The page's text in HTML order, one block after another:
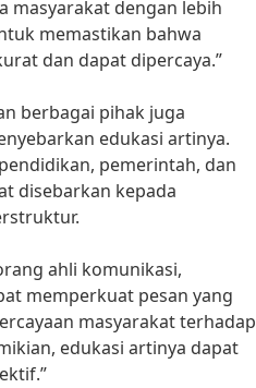
masyarakat dengan lebih
memastikan bahwa
dan dapat dipercaya.”
berbagai pihak juga
edukasi artinya.
pemerintah, dan
disebarkan kepada
ahli komunikasi,
memperkuat pesan yang
masyarakat terhadap
edukasi artinya dapat